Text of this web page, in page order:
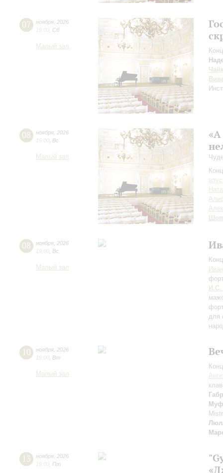
07 ноября 2026
19:00 Сб
Малый зал
08 ноября 2026
15:00 Вс
Малый зал
08 ноября 2026
19:00 Вс
Малый зал
И.С.
для
10 ноября 2026
19:00 Вт
Малый зал
13 ноября 2026
19:00 Пт